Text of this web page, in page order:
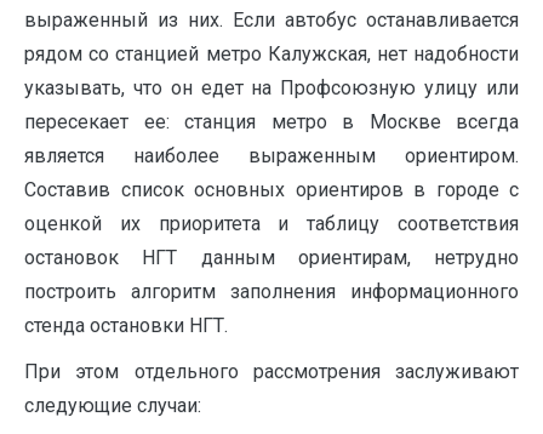
выраженный из них. Если автобус останавливается
рядом со станцией метро Калужская, нет надобности
указывать, что он едет на Профсоюзную улицу или
пересекает ее: станция метро в Москве всегда
является наиболее выраженным ориентиром.
Составив список основных ориентиров в городе с
оценкой их приоритета и таблицу соответствия
остановок НГТ данным ориентирам, нетрудно
построить алгоритм заполнения информационного
стенда остановки НГТ.
При этом отдельного рассмотрения заслуживают
следующие случаи: